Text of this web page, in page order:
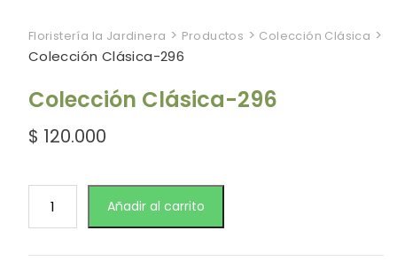
Floristería la Jardinera > Productos > Colección Clásica >
Colección Clásica-296
Colección Clásica-296
$ 120.000
Añadir al carrito